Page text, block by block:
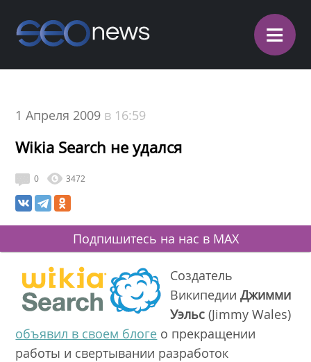
≡
1 Апреля 2009 в 16:59
Wikia Search не удался
0 3472
Подпишитесь на нас в MAX
Создатель
ВикипедииДжимми
Уэльс (Jimmy Wales)
объявил в своем блоге о прекращении
работы и свертывании разработок